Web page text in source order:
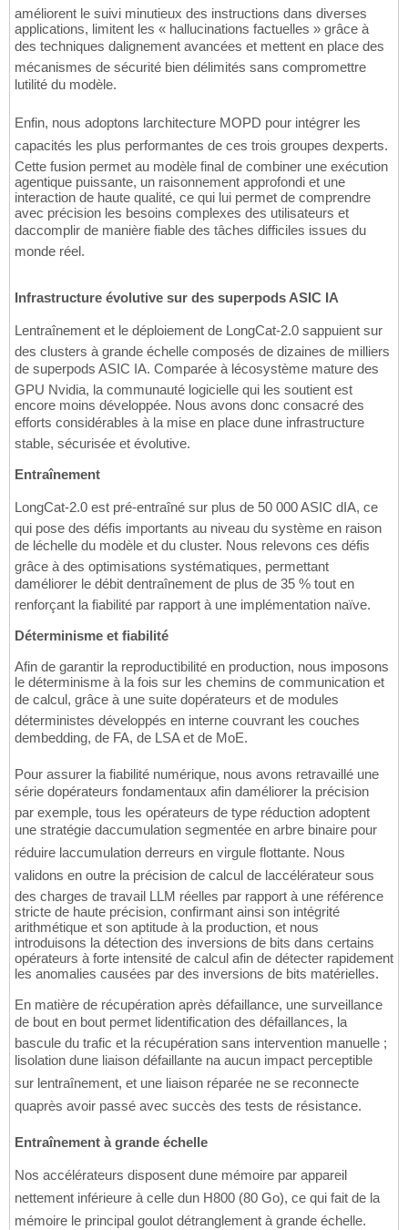
améliorent le suivi minutieux des instructions dans diverses
applications, limitent les « hallucinations factuelles » grâce à
des techniques dalignement avancées et mettent en place des
mécanismes de sécurité bien délimités sans compromettre
lutilité du modèle.
Enfin, nous adoptons larchitecture MOPD pour intégrer les
capacités les plus performantes de ces trois groupes dexperts.
Cette fusion permet au modèle final de combiner une exécution
agentique puissante, un raisonnement approfondi et une
interaction de haute qualité, ce qui lui permet de comprendre
avec précision les besoins complexes des utilisateurs et
daccomplir de manière fiable des tâches difficiles issues du
monde réel.
Infrastructure évolutive sur des superpods ASIC IA
Lentraînement et le déploiement de LongCat-2.0 sappuient sur
des clusters à grande échelle composés de dizaines de milliers
de superpods ASIC IA. Comparée à lécosystème mature des
GPU Nvidia, la communauté logicielle qui les soutient est
encore moins développée. Nous avons donc consacré des
efforts considérables à la mise en place dune infrastructure
stable, sécurisée et évolutive.
Entraînement
LongCat-2.0 est pré-entraîné sur plus de 50 000 ASIC dIA, ce
qui pose des défis importants au niveau du système en raison
de léchelle du modèle et du cluster. Nous relevons ces défis
grâce à des optimisations systématiques, permettant
daméliorer le débit dentraînement de plus de 35 % tout en
renforçant la fiabilité par rapport à une implémentation naïve.
Déterminisme et fiabilité
Afin de garantir la reproductibilité en production, nous imposons
le déterminisme à la fois sur les chemins de communication et
de calcul, grâce à une suite dopérateurs et de modules
déterministes développés en interne couvrant les couches
dembedding, de FA, de LSA et de MoE.
Pour assurer la fiabilité numérique, nous avons retravaillé une
série dopérateurs fondamentaux afin daméliorer la précision 
par exemple, tous les opérateurs de type réduction adoptent
une stratégie daccumulation segmentée en arbre binaire pour
réduire laccumulation derreurs en virgule flottante. Nous
validons en outre la précision de calcul de laccélérateur sous
des charges de travail LLM réelles par rapport à une référence
stricte de haute précision, confirmant ainsi son intégrité
arithmétique et son aptitude à la production, et nous
introduisons la détection des inversions de bits dans certains
opérateurs à forte intensité de calcul afin de détecter rapidement
les anomalies causées par des inversions de bits matérielles.
En matière de récupération après défaillance, une surveillance
de bout en bout permet lidentification des défaillances, la
bascule du trafic et la récupération sans intervention manuelle ;
lisolation dune liaison défaillante na aucun impact perceptible
sur lentraînement, et une liaison réparée ne se reconnecte
quaprès avoir passé avec succès des tests de résistance.
Entraînement à grande échelle
Nos accélérateurs disposent dune mémoire par appareil
nettement inférieure à celle dun H800 (80 Go), ce qui fait de la
mémoire le principal goulot détranglement à grande échelle.